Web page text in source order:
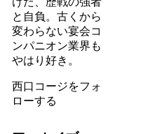
と自負。古くから
変わらない宴会コ
ンパニオン業界も
やはり好き。
西口コージをフォ
ローする